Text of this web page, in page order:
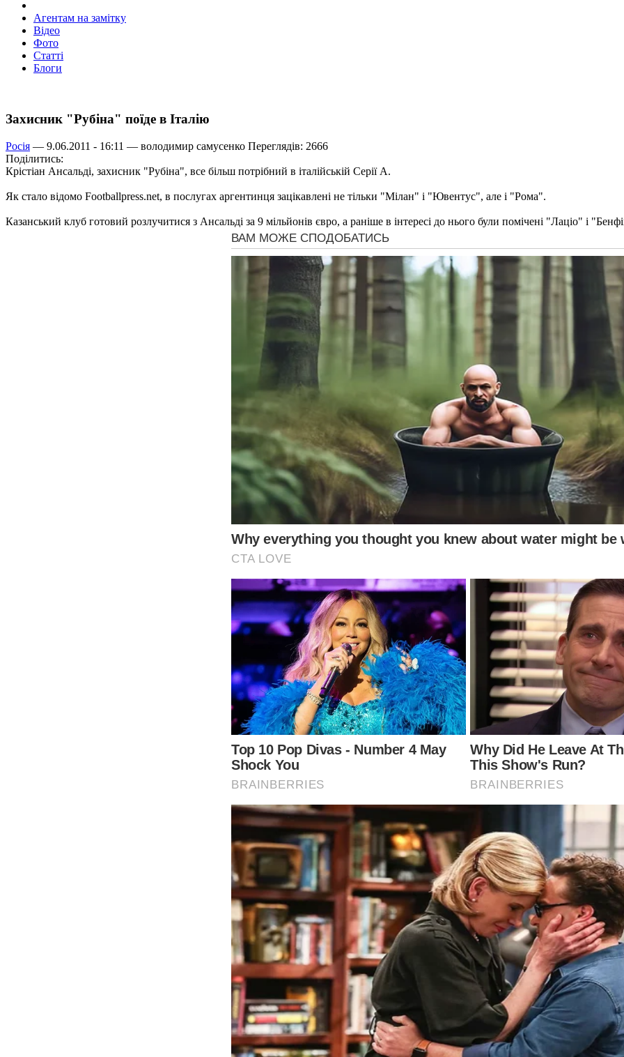
Агентам на замітку
Відео
Фото
Статті
Блоги
Захисник "Рубіна" поїде в Італію
Росія — 9.06.2011 - 16:11 — володимир самусенко Переглядів: 2666
Поділитись:
Крістіан Ансальді, захисник "Рубіна", все більш потрібний в італійській Серії А.
Як стало відомо Footballpress.net, в послугах аргентинця зацікавлені не тільки "Мілан" і "Ювентус", але і "Рома".
Казанський клуб готовий розлучитися з Ансальді за 9 мільйонів євро, а раніше в інтересі до нього були помічені "Лаціо" і